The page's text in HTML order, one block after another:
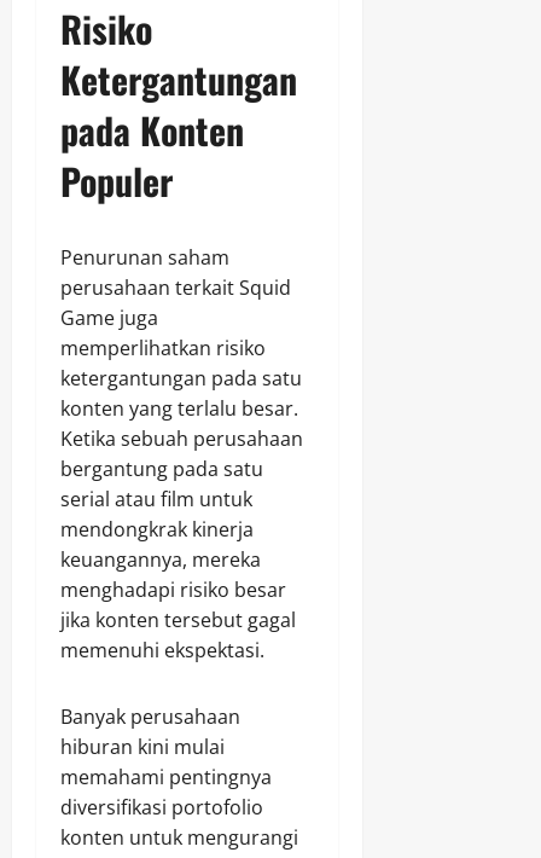
Risiko
Ketergantungan
pada Konten
Populer
Penurunan saham
perusahaan terkait Squid
Game juga
memperlihatkan risiko
ketergantungan pada satu
konten yang terlalu besar.
Ketika sebuah perusahaan
bergantung pada satu
serial atau film untuk
mendongkrak kinerja
keuangannya, mereka
menghadapi risiko besar
jika konten tersebut gagal
memenuhi ekspektasi.
Banyak perusahaan
hiburan kini mulai
memahami pentingnya
diversifikasi portofolio
konten untuk mengurangi